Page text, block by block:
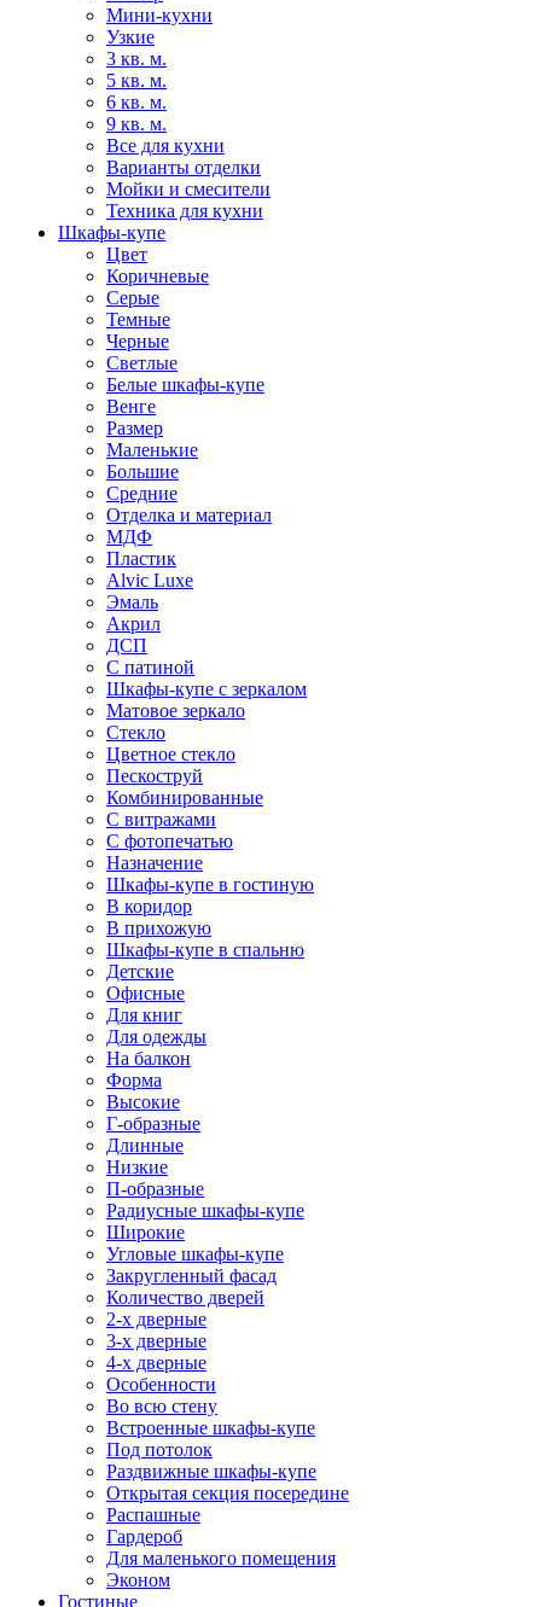
Мини-кухни
Узкие
3 кв. м.
5 кв. м.
6 кв. м.
9 кв. м.
Все для кухни
Варианты отделки
Мойки и смесители
Техника для кухни
Шкафы-купе
Цвет
Коричневые
Серые
Темные
Черные
Светлые
Белые шкафы-купе
Венге
Размер
Маленькие
Большие
Средние
Отделка и материал
МДФ
Пластик
Alvic Luxe
Эмаль
Акрил
ДСП
С патиной
Шкафы-купе с зеркалом
Матовое зеркало
Стекло
Цветное стекло
Пескоструй
Комбинированные
С витражами
С фотопечатью
Назначение
Шкафы-купе в гостиную
В коридор
В прихожую
Шкафы-купе в спальню
Детские
Офисные
Для книг
Для одежды
На балкон
Форма
Высокие
Г-образные
Длинные
Низкие
П-образные
Радиусные шкафы-купе
Широкие
Угловые шкафы-купе
Закругленный фасад
Количество дверей
2-х дверные
3-х дверные
4-х дверные
Особенности
Во всю стену
Встроенные шкафы-купе
Под потолок
Раздвижные шкафы-купе
Открытая секция посередине
Распашные
Гардероб
Для маленького помещения
Эконом
Гостиные